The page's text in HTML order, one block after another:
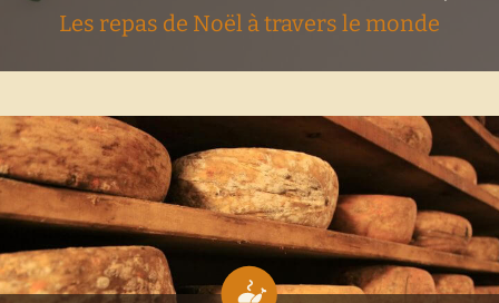
Les repas de Noël à travers le monde
problème qui refait surface. On se demande encore : Bon !
On cuisine quoi pour les fêtes cette fois ? Alors cette année
on a décidé de troquer notre traditionnel repas...